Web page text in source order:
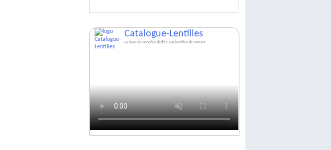
Catalogue-Lentilles
La base de données dédiée aux lentilles de contact